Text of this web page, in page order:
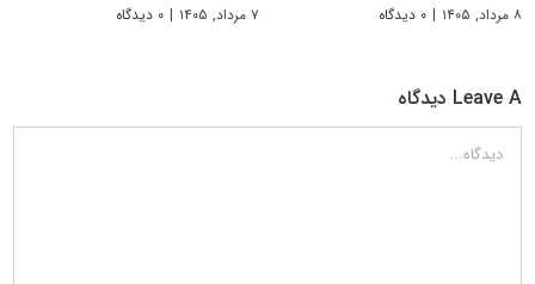
۸ مرداد, ۱۴۰۵ | ۰ دیدگاه ۷ مرداد, ۱۴۰۵ | ۰ دیدگاه
Leave A دیدگاه
دیدگاه